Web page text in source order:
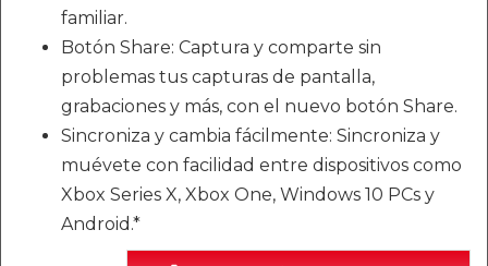
familiar.
Botón Share: Captura y comparte sin
problemas tus capturas de pantalla,
grabaciones y más, con el nuevo botón Share.
Sincroniza y cambia fácilmente: Sincroniza y
muévete con facilidad entre dispositivos como
Xbox Series X, Xbox One, Windows 10 PCs y
Android.*